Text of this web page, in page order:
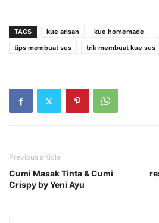
TAGS kue arisan kue homemade
tips membuat sus
trik membuat kue sus
Previous article
Cumi Masak Tinta & Cumi
Crispy by Yeni Ayu